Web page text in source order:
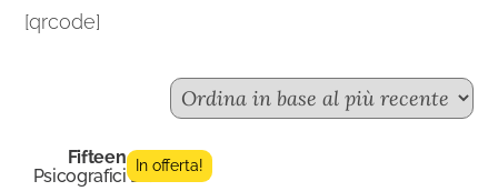
[qrcode]
Fifteen n.2
Psicografici Editore
In offerta!